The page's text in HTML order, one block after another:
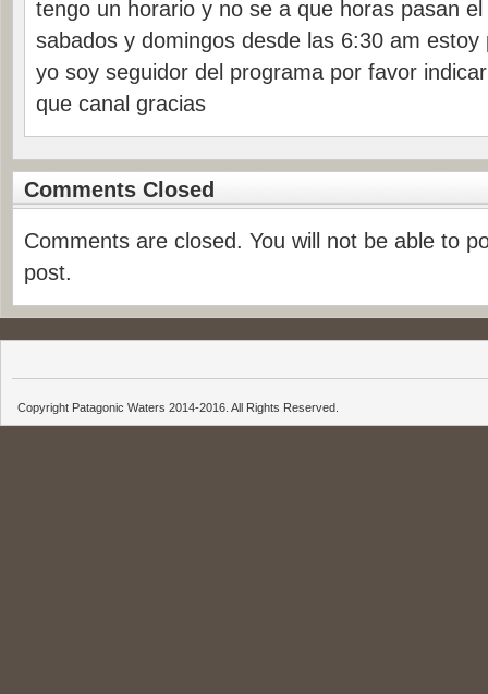
tengo un horario y no se a que horas pasan
sabados y domingos desde las 6:30 am estoy
yo soy seguidor del programa por favor
que canal gracias
Comments Closed
Comments are closed. You will not be able to
post.
Copyright Patagonic Waters 2014-2016. All Rights Reserved.